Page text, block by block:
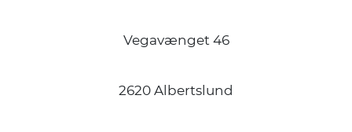
Vegavænget 46
2620 Albertslund